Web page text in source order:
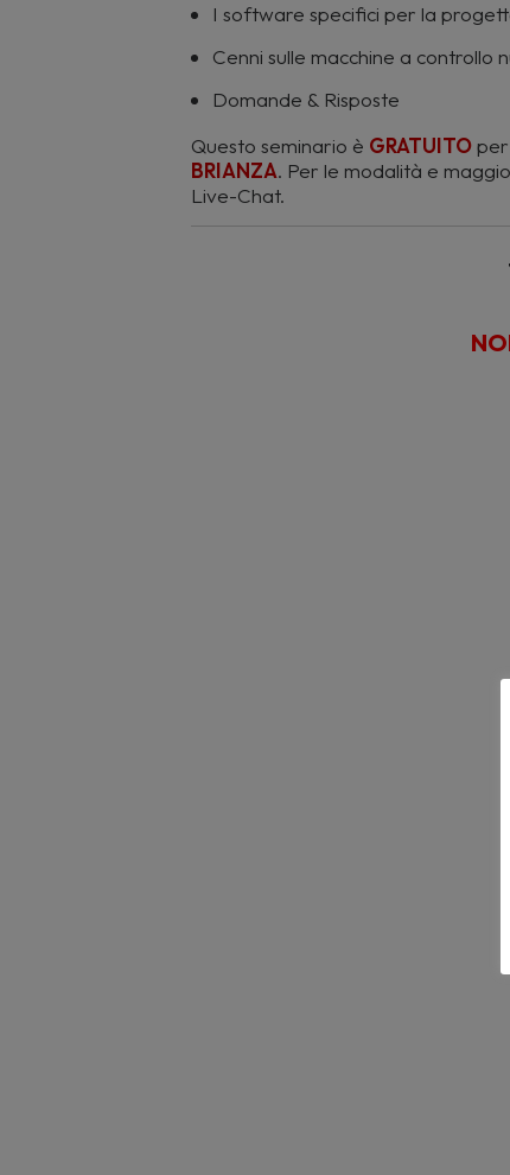
I software specifici per la
Cenni sulle macchine a controllo
Domande & Risposte
Questo seminario è GRATUITOper
BRIANZA. Per le modalità e
Live-Chat.